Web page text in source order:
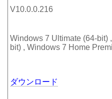
V10.0.0.216
Windows 7 Ultimate (64-bit)
bit) , Windows 7 Home
ダウンロード